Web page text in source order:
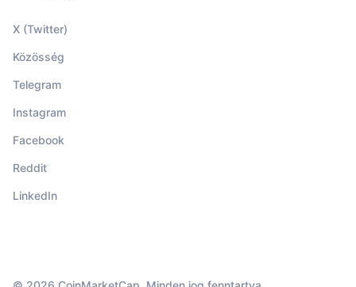
X (Twitter)
Közösség
Telegram
Instagram
Facebook
Reddit
LinkedIn